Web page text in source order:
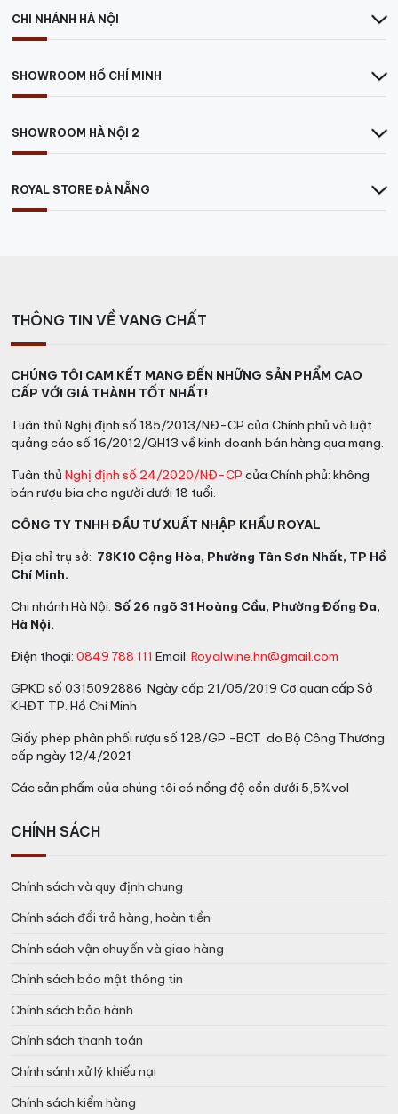
CHI NHÁNH HÀ NỘI
SHOWROOM HỒ CHÍ MINH
SHOWROOM HÀ NỘI 2
ROYAL STORE ĐÀ NẴNG
THÔNG TIN VỀ VANG CHẤT
CHÚNG TÔI CAM KẾT MANG ĐẾN NHỮNG SẢN PHẨM CAO
CẤP VỚI GIÁ THÀNH TỐT NHẤT!
Tuân thủ Nghị định số 185/2013/NĐ-CP của Chính phủ và luật
quảng cáo số 16/2012/QH13 về kinh doanh bán hàng qua mạng.
Tuân thủ Nghị định số 24/2020/NĐ-CP của Chính phủ: không
bán rượu bia cho người dưới 18 tuổi.
CÔNG TY TNHH ĐẦU TƯ XUẤT NHẬP KHẨU ROYAL
Địa chỉ trụ sở: 78K10 Cộng Hòa, Phường Tân Sơn Nhất, TP Hồ
Chí Minh.
Chi nhánh Hà Nội: Số 26 ngõ 31 Hoàng Cầu, Phường Đống Đa,
Hà Nội.
Điện thoại: 0849 788 111 Email: Royalwine.hn@gmail.com
GPKD số 0315092886 Ngày cấp 21/05/2019 Cơ quan cấp Sở
KHĐT TP. Hồ Chí Minh
Giấy phép phân phối rượu số 128/GP -BCT do Bộ Công Thương
cấp ngày 12/4/2021
Các sản phẩm của chúng tôi có nồng độ cồn dưới 5,5%vol
CHÍNH SÁCH
Chính sách và quy định chung
Chính sách đổi trả hàng, hoàn tiền
Chính sách vận chuyển và giao hàng
Chính sách bảo mật thông tin
Chính sách bảo hành
Chính sách thanh toán
Chính sánh xử lý khiếu nại
Chính sách kiểm hàng